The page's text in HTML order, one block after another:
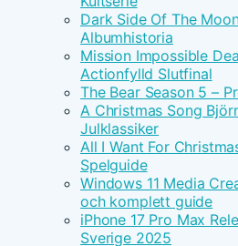
Dark Side Of The
Albumhistoria
Mission Impossible
Actionfylld Slutfinal
The Bear Season 5 –
A Christmas Song
Julklassiker
All I Want For
Spelguide
Windows 11 Media
och komplett guide
iPhone 17 Pro Max
Sverige 2025